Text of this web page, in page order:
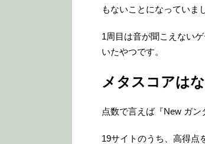
もないことになっていま
1周目は音が聞こえない
いたやつです。
メタスコアは
点数で言えば『New ガン
19サイトのうち、高得点